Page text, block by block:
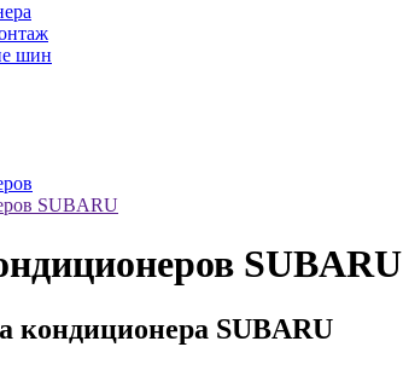
шин
SUBARU
SUBARU
кондиционера SUBARU